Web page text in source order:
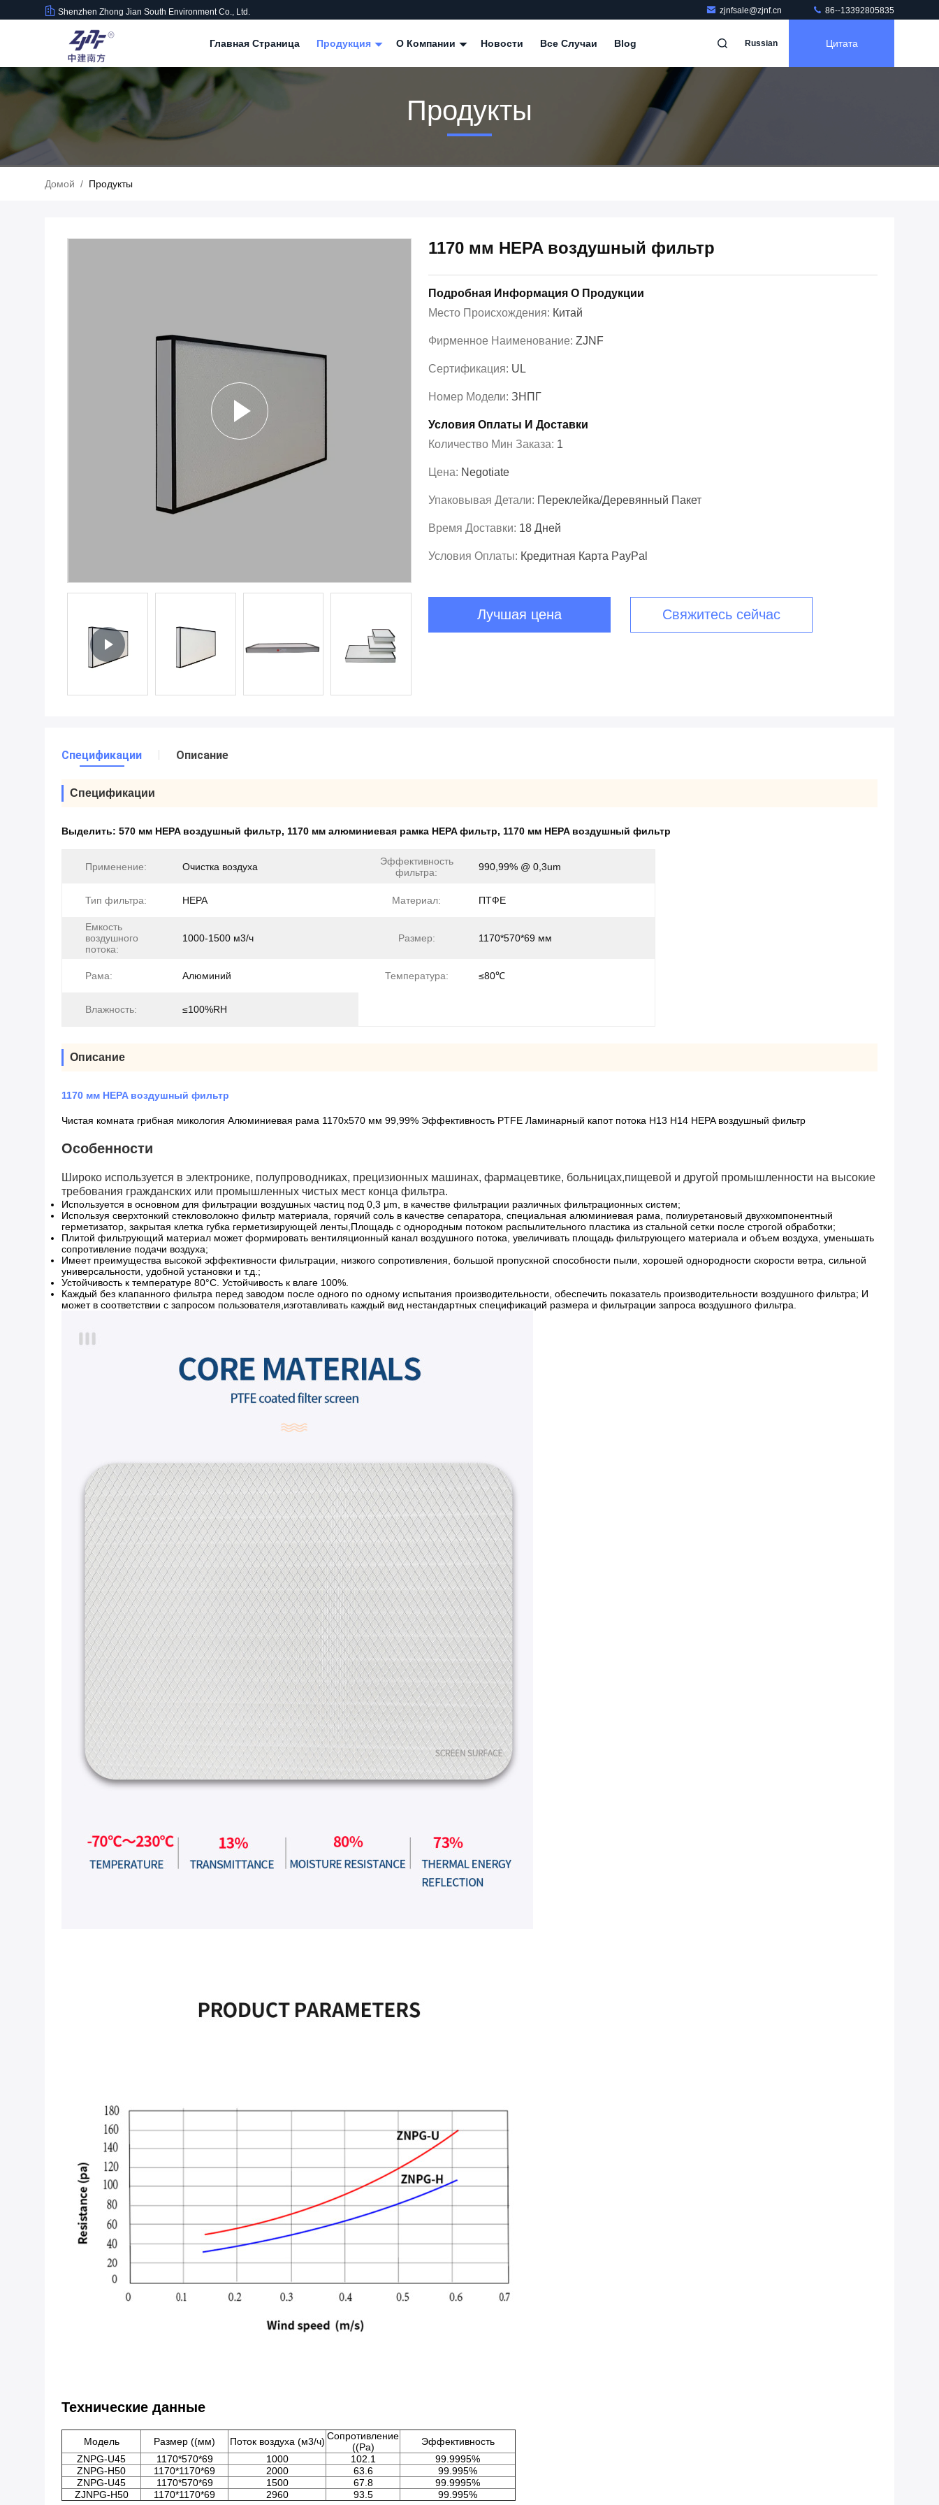
Shenzhen Zhong Jian South Environment Co., Ltd. zjnfsale@zjnf.cn 86--13392805835
Главная Страница Продукция О Компании Новости Все Случаи Blog Russian Цитата
Продукты
Домой / Продукты
1170 мм HEPA воздушный фильтр
Подробная Информация О Продукции
Место Происхождения: Китай
Фирменное Наименование: ZJNF
Сертификация: UL
Номер Модели: ЗНПГ
Условия Оплаты И Доставки
Количество Мин Заказа: 1
Цена: Negotiate
Упаковывая Детали: Переклейка/деревянный Пакет
Время Доставки: 18 Дней
Условия Оплаты: Кредитная Карта PayPal
Лучшая цена Свяжитесь сейчас
Спецификации Описание
Спецификации
Выделить: 570 мм HEPA воздушный фильтр, 1170 мм алюминиевая рамка HEPA фильтр, 1170 мм HEPA воздушный фильтр
Применение: Очистка воздуха
Эффективность
фильтра:
990,99% @ 0,3um
Тип фильтра: HEPA Материал: ПТФЕ
Емкость
воздушного
потока:
1000-1500 м3/ч Размер: 1170*570*69 мм
Рама: Алюминий Температура: ≤80℃
Влажность: ≤100%RH
Описание
1170 мм HEPA воздушный фильтр
Чистая комната грибная микология Алюминиевая рама 1170x570 мм 99,99% Эффективность PTFE Ламинарный капот потока H13 H14 HEPA воздушный фильтр
Особенности
Широко используется в электронике, полупроводниках, прецизионных машинах, фармацевтике, больницах,пищевой и другой промышленности на высокие
требования гражданских или промышленных чистых мест конца фильтра.
Используется в основном для фильтрации воздушных частиц под 0,3 μm, в качестве фильтрации различных фильтрационных систем;
Используя сверхтонкий стекловолокно фильтр материала, горячий соль в качестве сепаратора, специальная алюминиевая рама, полиуретановый двухкомпонентный
герметизатор, закрытая клетка губка герметизирующей ленты,Площадь с однородным потоком распылительного пластика из стальной сетки после строгой обработки;
Плитой фильтрующий материал может формировать вентиляционный канал воздушного потока, увеличивать площадь фильтрующего материала и объем воздуха, уменьшать
сопротивление подачи воздуха;
Имеет преимущества высокой эффективности фильтрации, низкого сопротивления, большой пропускной способности пыли, хорошей однородности скорости ветра, сильной
универсальности, удобной установки и т.д.;
Устойчивость к температуре 80°С. Устойчивость к влаге 100%.
Каждый без клапанного фильтра перед заводом после одного по одному испытания производительности, обеспечить показатель производительности воздушного фильтра; И
может в соответствии с запросом пользователя,изготавливать каждый вид нестандартных спецификаций размера и фильтрации запроса воздушного фильтра.
Технические данные
Модель Размер ((мм) Поток воздуха (м3/ч) Сопротивление
((Pa)
Эффективность
ZNPG-U45
1170*570*69 1000 102.1
99.9995%
ZNPG-H50
1170*1170*69 2000 63.6
99.995%
ZNPG-U45
1170*570*69 1500 67.8
99.9995%
ZJNPG-H50
1170*1170*69 2960 93.5 99.995%